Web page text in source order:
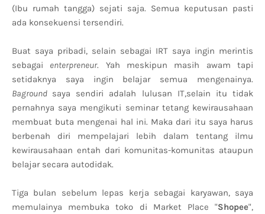
(Ibu rumah tangga) sejati saja. Semua keputusan pasti
ada konsekuensi tersendiri.
Buat saya pribadi, selain sebagai IRT saya ingin merintis
sebagai enterpreneur. Yah meskipun masih awam tapi
setidaknya saya ingin belajar semua mengenainya.
Baground saya sendiri adalah lulusan IT,selain itu tidak
pernahnya saya mengikuti seminar tetang kewirausahaan
membuat buta mengenai hal ini. Maka dari itu saya harus
berbenah diri mempelajari lebih dalam tentang ilmu
kewirausahaan entah dari komunitas-komunitas ataupun
belajar secara autodidak.
Tiga bulan sebelum lepas kerja sebagai karyawan, saya
memulainya membuka toko di Market Place "Shopee",